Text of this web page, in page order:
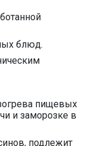
блюд.
пищевых
и заморозке в
подлежит